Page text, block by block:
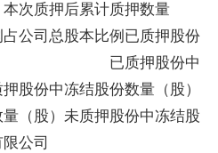
次质押后累计质押数量
占公司总股本比例已质押股份
况 已质押股份中
股份中冻结股份数量（股）
（股）未质押股份中冻结股
公司